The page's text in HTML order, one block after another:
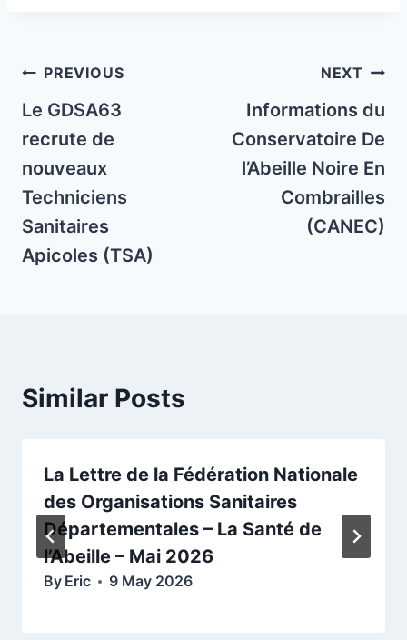
Post
navigation
PREVIOUS
Le GDSA63
recrute de
nouveaux
Techniciens
Sanitaires
Apicoles (TSA)
NEXT
Informations du
Conservatoire De
l’Abeille Noire En
Combrailles
(CANEC)
Similar Posts
La Lettre de la Fédération Nationale
des Organisations Sanitaires
Départementales – La Santé de
l’Abeille – Mai 2026
By Eric 9 May 2026